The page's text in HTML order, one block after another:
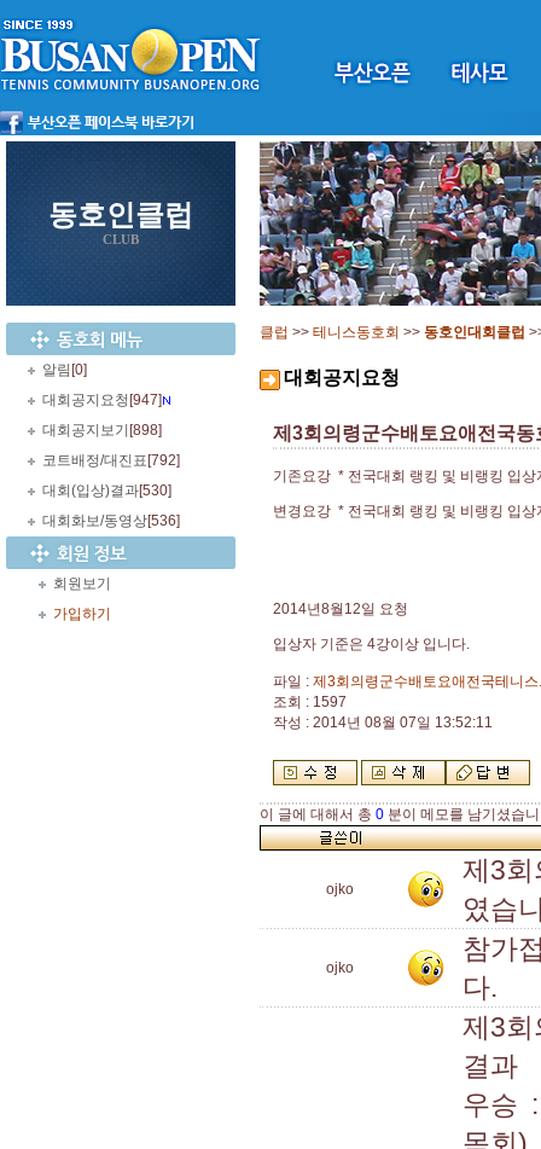
동호인클럽
CLUB
알림 [0]
대회공지요청 [947]
대회공지보기 [898]
코트배정/대진표 [792]
대회(입상)결과[530]
대회화보/동영상[536]
회원보기
가입하기
클럽 >> 테니스동호회 >> 동호인대회클럽
대회공지요청
제3회의령군수배토요애전국
기존요강 * 전국대회 랭킹 및 비랭킹 입상
변경요강 * 전국대회 랭킹 및 비랭킹 입
2014년8월12일 요청
입상자 기준은 4강이상 입니다.
파일 : 제3회의령군수배토요애전국테니
조회 : 1597
작성 : 2014년 08월 07일 13:52:11
이 글에 대해서 총 0 분이 메모를 남기셨습
ojko
제3
였습
ojko
참가
다.
제3
결과
우승